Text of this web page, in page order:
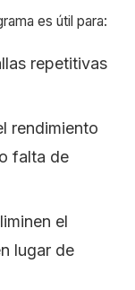
es útil para:
repetitivas
rendimiento
falta de
el
lugar de